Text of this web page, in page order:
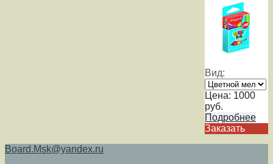
Вид:
Цена: 1000
руб.
Подробнее
Заказать
Board.Msk@yandex.ru